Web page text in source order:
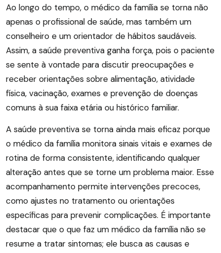
Ao longo do tempo, o médico da família se torna não
apenas o profissional de saúde, mas também um
conselheiro e um orientador de hábitos saudáveis.
Assim, a saúde preventiva ganha força, pois o paciente
se sente à vontade para discutir preocupações e
receber orientações sobre alimentação, atividade
física, vacinação, exames e prevenção de doenças
comuns à sua faixa etária ou histórico familiar.
A saúde preventiva se torna ainda mais eficaz porque
o médico da família monitora sinais vitais e exames de
rotina de forma consistente, identificando qualquer
alteração antes que se torne um problema maior. Esse
acompanhamento permite intervenções precoces,
como ajustes no tratamento ou orientações
específicas para prevenir complicações. É importante
destacar que o que faz um médico da família não se
resume a tratar sintomas; ele busca as causas e